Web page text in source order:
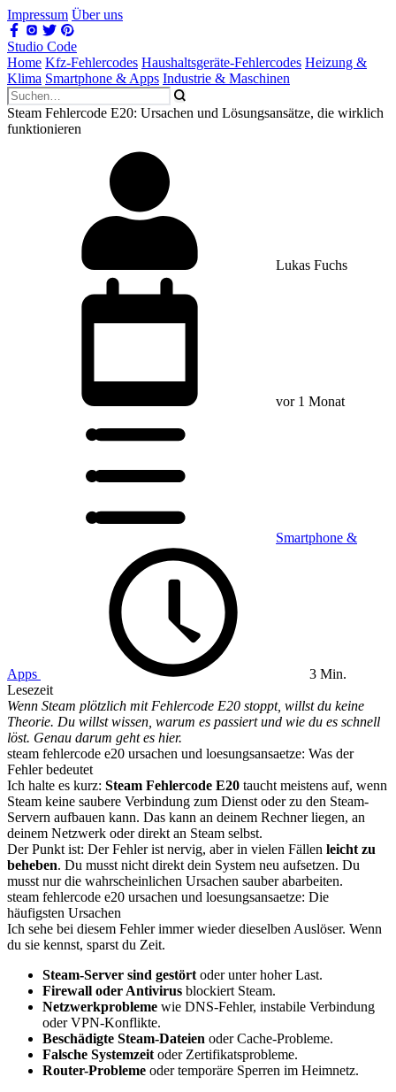
Impressum Über uns
Studio Code
Home Kfz-Fehlercodes Haushaltsgeräte-Fehlercodes Heizung &
Klima Smartphone & Apps Industrie & Maschinen
Steam Fehlercode E20: Ursachen und Lösungsansätze, die wirklich
funktionieren
Lukas Fuchs
vor 1 Monat
Smartphone &
Apps
3 Min.
Lesezeit
Wenn Steam plötzlich mit Fehlercode E20 stoppt, willst du keine
Theorie. Du willst wissen, warum es passiert und wie du es schnell
löst. Genau darum geht es hier.
steam fehlercode e20 ursachen und loesungsansaetze: Was der
Fehler bedeutet
Ich halte es kurz: Steam Fehlercode E20 taucht meistens auf, wenn
Steam keine saubere Verbindung zum Dienst oder zu den Steam-
Servern aufbauen kann. Das kann an deinem Rechner liegen, an
deinem Netzwerk oder direkt an Steam selbst.
Der Punkt ist: Der Fehler ist nervig, aber in vielen Fällen leicht zu
beheben. Du musst nicht direkt dein System neu aufsetzen. Du
musst nur die wahrscheinlichen Ursachen sauber abarbeiten.
steam fehlercode e20 ursachen und loesungsansaetze: Die
häufigsten Ursachen
Ich sehe bei diesem Fehler immer wieder dieselben Auslöser. Wenn
du sie kennst, sparst du Zeit.
Steam-Server sind gestört oder unter hoher Last.
Firewall oder Antivirus blockiert Steam.
Netzwerkprobleme wie DNS-Fehler, instabile Verbindung
oder VPN-Konflikte.
Beschädigte Steam-Dateien oder Cache-Probleme.
Falsche Systemzeit oder Zertifikatsprobleme.
Router-Probleme oder temporäre Sperren im Heimnetz.